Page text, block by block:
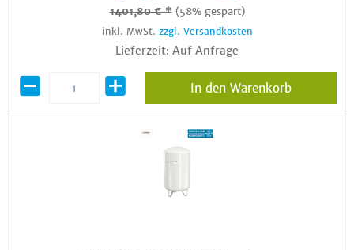
1401,80 € * (58% gespart)
inkl. MwSt. zzgl. Versandkosten
Lieferzeit: Auf Anfrage
In den Warenkorb